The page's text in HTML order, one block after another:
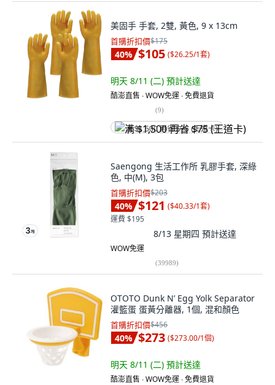
美固手 手套, 2雙, 黃色, 9 x 13cm
首購折扣價$175
40% $105 ($26.25/1套)
明天 8/11 (二) 預計送達
酷澎直售 ∙ WOW免運 ∙ 免費退貨
(9)
满 $1,500 再省 $75 (王道卡)
Saengong 生活工作所 乳膠手套, 深綠
色, 中(M), 3包
首購折扣價$203
40% $121 ($40.33/1套)
運費 $195
8/13 星期四 預計送達
WOW免運
(39989)
OTOTO Dunk N’ Egg Yolk Separator
灌籃蛋 蛋黃分離器, 1個, 混和顏色
首購折扣價$456
40% $273 ($273.00/1個)
明天 8/11 (二) 預計送達
酷澎直售 ∙ WOW免運 ∙ 免費退貨